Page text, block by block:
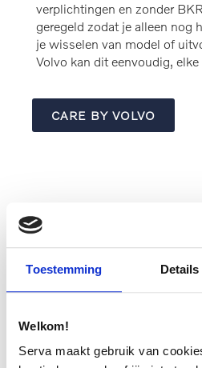
Toestemming Details
Welkom!
Serva maakt gebruik van
verplichtingen en zonder
geregeld zodat je alleen nog
je wisselen van model of
Volvo kan dit eenvoudig,
CARE BY VOLVO
Volvo Car